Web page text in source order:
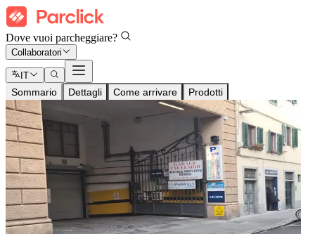
Dove vuoi parcheggiare?
Collaboratori
IT
Sommario Dettagli Come arrivare Prodotti